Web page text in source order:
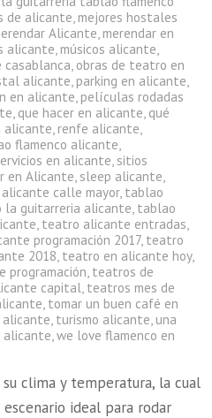
de alicante, mejores hostales
Alicante, merendar en
alicante, músicos alicante,
casablanca, obras de teatro en
alicante, parking en alicante,
en alicante, películas rodadas
, que hacer en alicante, qué
alicante, renfe alicante,
flamenco alicante,
en alicante, sitios
en Alicante, sleep alicante,
calle mayor, tablao
la guitarreria alicante, tablao
, teatro alicante entradas,
programación 2017, teatro
2018, teatro en alicante hoy,
programación, teatros de
capital, teatros mes de
, tomar un buen café en
, turismo alicante, una
alicante,we love flamenco en
clima y temperatura, la cual
ideal para rodar